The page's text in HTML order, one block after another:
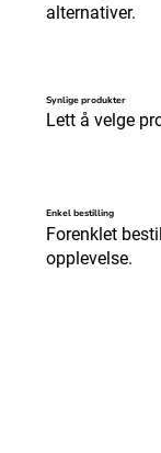
Synlige produkter
Lett å velge
alternativer.
Enkel bestilling
Forenklet
opplevelse.